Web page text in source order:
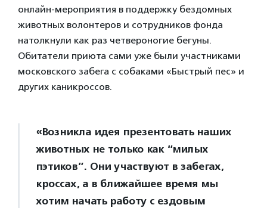
онлайн-мероприятия в поддержку бездомных
животных волонтеров и сотрудников фонда
натолкнули как раз четвероногие бегуны.
Обитатели приюта сами уже были участниками
московского забега с собаками «Быстрый пес» и
других каникроссов.
«Возникла идея презентовать наших
животных не только как “милых
пэтиков”. Они участвуют в забегах,
кроссах, а в ближайшее время мы
хотим начать работу с ездовым